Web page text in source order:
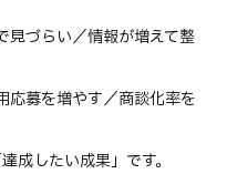
見づらい／情報が増えて整
応募を増やす／商談化率を
成したい成果」です。